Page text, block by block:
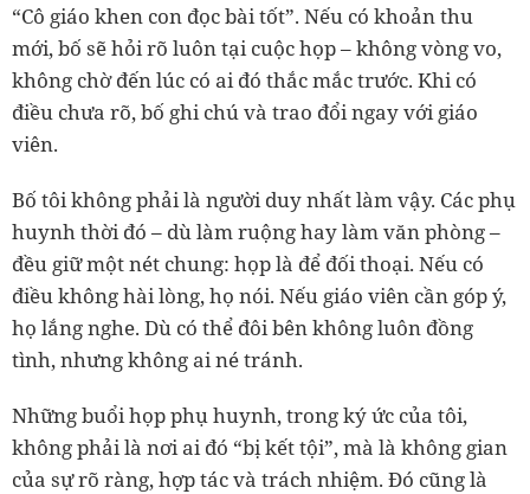
“Cô giáo khen con đọc bài tốt”. Nếu có khoản thu
mới, bố sẽ hỏi rõ luôn tại cuộc họp – không vòng vo,
không chờ đến lúc có ai đó thắc mắc trước. Khi có
điều chưa rõ, bố ghi chú và trao đổi ngay với giáo
viên.
Bố tôi không phải là người duy nhất làm vậy. Các phụ
huynh thời đó – dù làm ruộng hay làm văn phòng –
đều giữ một nét chung: họp là để đối thoại. Nếu có
điều không hài lòng, họ nói. Nếu giáo viên cần góp ý,
họ lắng nghe. Dù có thể đôi bên không luôn đồng
tình, nhưng không ai né tránh.
Những buổi họp phụ huynh, trong ký ức của tôi,
không phải là nơi ai đó “bị kết tội”, mà là không gian
của sự rõ ràng, hợp tác và trách nhiệm. Đó cũng là